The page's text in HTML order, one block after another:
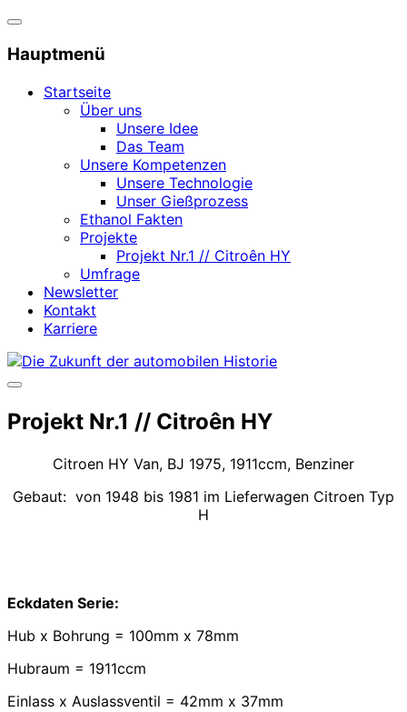
Navigation
Hauptmenü
Startseite
Über uns
Unsere Idee
Das Team
Unsere Kompetenzen
Unsere Technologie
Unser Gießprozess
Ethanol Fakten
Projekte
Projekt Nr.1 // Citroên HY
Umfrage
Newsletter
Kontakt
Karriere
Zum
Inhalt
Seitenleiste
Navigation
umschalten
Projekt Nr.1 // Citroên HY
Citroen HY Van, BJ 1975, 1911ccm, Benziner
Gebaut: von 1948 bis 1981 im Lieferwagen Citroen Typ
H
Eckdaten Serie:
Hub x Bohrung = 100mm x 78mm
Hubraum = 1911ccm
Einlass x Auslassventil = 42mm x 37mm